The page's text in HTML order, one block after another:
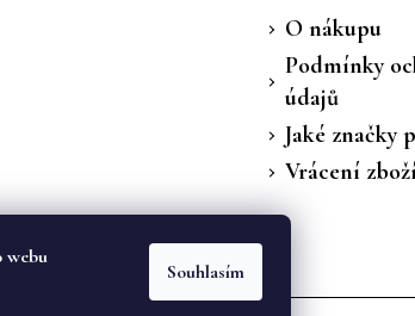
webu
Souhlasím
O nákupu
Podmínky
údajů
Jaké značky
Vrácení